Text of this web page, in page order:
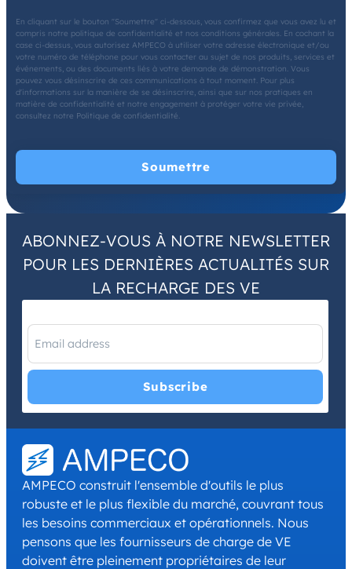
En cliquant sur le bouton "Soumettre" ci-dessous, vous confirmez que vous avez lu et
compris notre politique de confidentialité et nos conditions générales. En cochant la
case ci-dessus, vous autorisez AMPECO à utiliser votre adresse électronique et/ou
votre numéro de téléphone pour vous contacter au sujet de nos produits, services et
événements, ou des documents liés à votre demande de démonstration. Vous
pouvez vous désinscrire de ces communications à tout moment. Pour plus
d'informations sur la manière de se désinscrire, ainsi que sur nos pratiques en
matière de confidentialité et notre engagement à protéger votre vie privée,
consultez notre Politique de confidentialité.
ABONNEZ-VOUS À NOTRE NEWSLETTER
POUR LES DERNIÈRES ACTUALITÉS SUR
LA RECHARGE DES VE
I have read and agree with thePrivacy PolicyandTerms and
Conditions.*
AMPECO construit l'ensemble d'outils le plus
robuste et le plus flexible du marché, couvrant tous
les besoins commerciaux et opérationnels. Nous
pensons que les fournisseurs de charge de VE
doivent être pleinement propriétaires de leur